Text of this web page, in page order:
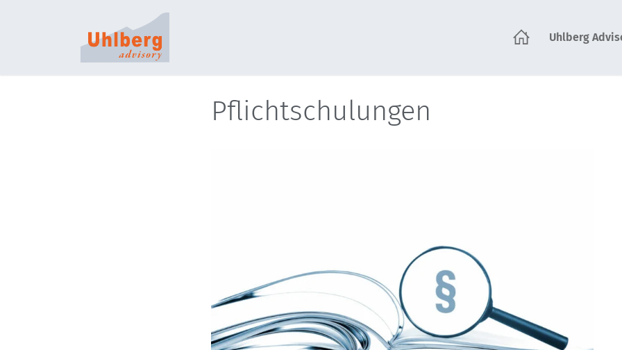
Uhlberg
Pflichtschulungen